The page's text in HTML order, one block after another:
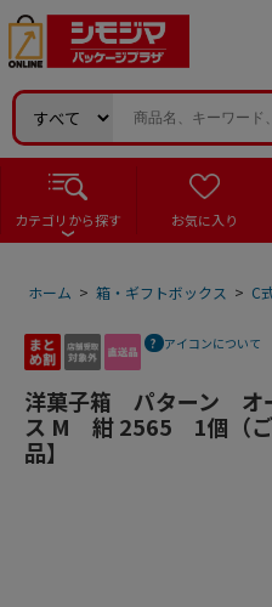
カテゴリから探す お気に入り
ホーム > 箱・ギフトボックス > C
アイコンについて
洋菓子箱 パターン オ
ス M 紺 2565 1個（ご
品】